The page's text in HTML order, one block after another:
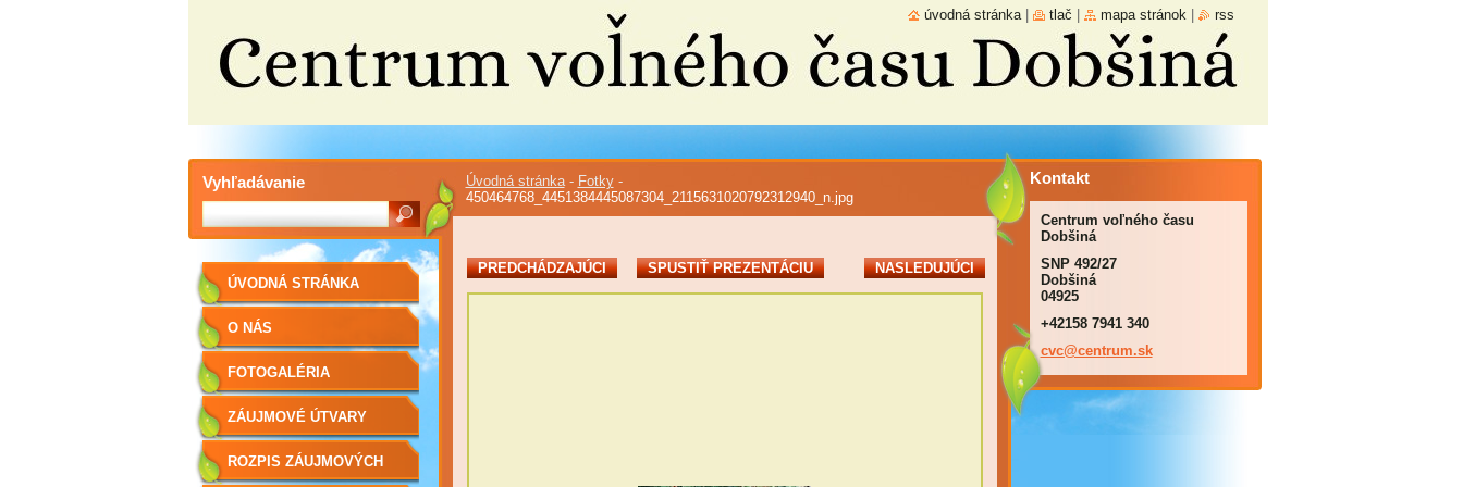
Úvodná stránka - Fotky -
450464768_4451384445087304_2115631020792312940_n.jpg
PREDCHÁDZAJÚCI SPUSTIŤ PREZENTÁCIU
NASLEDUJÚCI
ÚVODNÁ STRÁNKA
O NÁS
FOTOGALÉRIA
ZÁUJMOVÉ ÚTVARY
ROZPIS ZÁUJMOVÝCH
Kontakt
Centrum voľného času
Dobšiná
SNP 492/27
Dobšiná
04925
+42158 7941 340
cvc@centrum.sk
Vyhľadávanie
úvodná stránka tlač mapa stránok rss